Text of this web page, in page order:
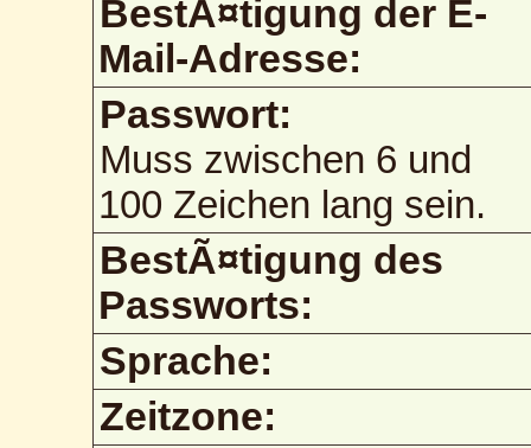
BestÃ¤tigung der E-
Mail-Adresse:
Passwort:
Muss zwischen 6 und
100 Zeichen lang sein.
BestÃ¤tigung des
Passworts:
Sprache:
Zeitzone: